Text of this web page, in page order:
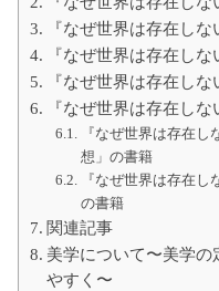
『なぜ世界は存在し
『なぜ世界は存在し
『なぜ世界は存在し
『なぜ世界は存在し
『なぜ世界は存在
想」の書籍
『なぜ世界は存在し
の書籍
関連記事
美学について〜美学の
やすく〜